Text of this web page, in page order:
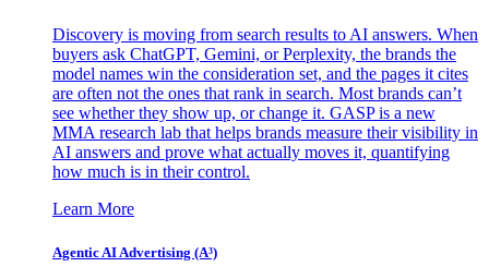
Discovery is moving from search results to AI answers. When
buyers ask ChatGPT, Gemini, or Perplexity, the brands the
model names win the consideration set, and the pages it cites
are often not the ones that rank in search. Most brands can’t
see whether they show up, or change it. GASP is a new
MMA research lab that helps brands measure their visibility in
AI answers and prove what actually moves it, quantifying
how much is in their control.
Learn More
Agentic AI Advertising (A³)